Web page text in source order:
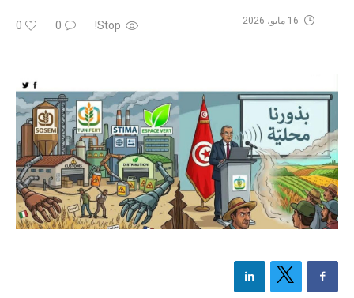
Stop!
0
0 16 مايو، 2026